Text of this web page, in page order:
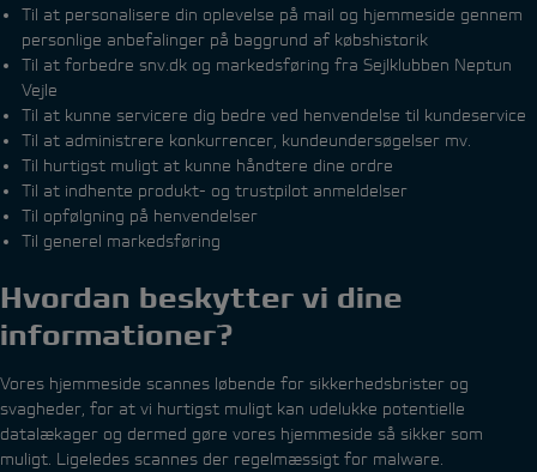
Til at personalisere din oplevelse på mail og hjemmeside gennem
personlige anbefalinger på baggrund af købshistorik
Til at forbedre snv.dk og markedsføring fra Sejlklubben Neptun
Vejle
Til at kunne servicere dig bedre ved henvendelse til kundeservice
Til at administrere konkurrencer, kundeundersøgelser mv.
Til hurtigst muligt at kunne håndtere dine ordre
Til at indhente produkt- og trustpilot anmeldelser
Til opfølgning på henvendelser
Til generel markedsføring
Hvordan beskytter vi dine
informationer?
Vores hjemmeside scannes løbende for sikkerhedsbrister og
svagheder, for at vi hurtigst muligt kan udelukke potentielle
datalækager og dermed gøre vores hjemmeside så sikker som
muligt. Ligeledes scannes der regelmæssigt for malware.